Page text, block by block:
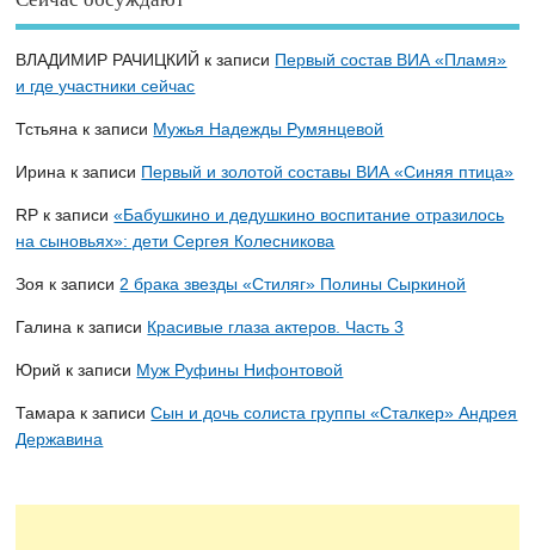
ВЛАДИМИР РАЧИЦКИЙ к записи Первый состав ВИА «Пламя»
и где участники сейчас
Тстьяна к записи Мужья Надежды Румянцевой
Ирина к записи Первый и золотой составы ВИА «Синяя птица»
RP к записи«Бабушкино и дедушкино воспитание отразилось
на сыновьях»: дети Сергея Колесникова
Зоя к записи2 брака звезды «Стиляг» Полины Сыркиной
Галина к записи Красивые глаза актеров. Часть 3
Юрий к записи Муж Руфины Нифонтовой
Тамара к записиСын и дочь солиста группы «Сталкер» Андрея
Державина